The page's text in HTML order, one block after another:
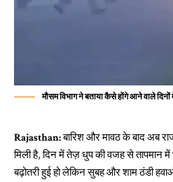
मौसम विभाग ने बताया कैसे होंगे आने वाले
Rajasthan:बारिश और मावठ के बाद अब
मिली है, दिन में तेज़ धुप की वजह से तापमान में
बढ़ोतरी हुई हो लेकिन सुबह और शाम ठंडी